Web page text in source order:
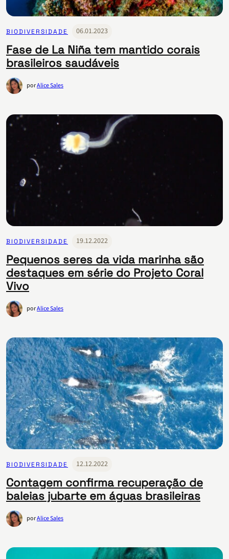
BIODIVERSIDADE 06.01.2023
Fase de La Niña tem mantido corais
brasileiros saudáveis
porAlice Sales
BIODIVERSIDADE 19.12.2022
Pequenos seres da vida marinha são
destaques em série do Projeto Coral
Vivo
porAlice Sales
BIODIVERSIDADE 12.12.2022
Contagem confirma recuperação de
baleias jubarte em águas brasileiras
porAlice Sales